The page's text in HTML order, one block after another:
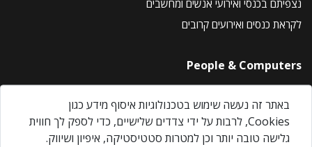
נצפיתם בכנסי ואירועי אנשים ומחשבים
לקראת כנסים ואירועים קרובים
People & Computers
About Us
Privacy Policy
Contact Us
באתר זה נעשה שימוש בטכנולוגיות איסוף מידע כגון
Cookies, לרבות על ידי צדדים שלישיים, כדי לספק לך חווית
גלישה טובה יותר וכן למטרות סטטיסטיקה, איפיון ושיווק.